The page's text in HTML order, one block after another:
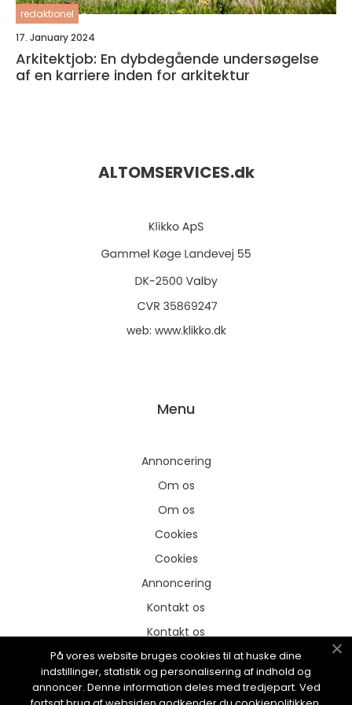
redaktionel
17. January 2024
Arkitektjob: En dybdegående undersøgelse
af en karriere inden for arkitektur
ALTOMSERVICES.dk
web: www.klikko.dk
Menu
Annoncering
Om os
Om os
Cookies
Cookies
Annoncering
Kontakt os
Kontakt os
Sitemap
Sitemap
På vores website bruges cookies til at huske dine
indstillinger, statistik og personalisering af indhold og
annoncer. Denne information deles med tredjepart. Ved